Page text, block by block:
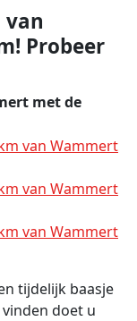
Probeer
met de
van Wammert
van Wammert
van Wammert
tijdelijk baasje
doet u